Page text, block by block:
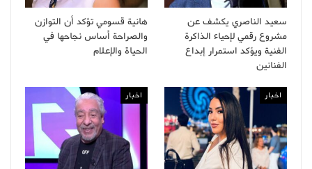
سعيد الناصري يكشف عن
مشروع رقمي لإحياء الذاكرة
الفنية ويؤكد استمرار إبداع
الفنانين
هانية قسومي تؤكد أن التوازن
والصراحة أساس نجاحها في
الحياة والإعلام
اخبار اخبار